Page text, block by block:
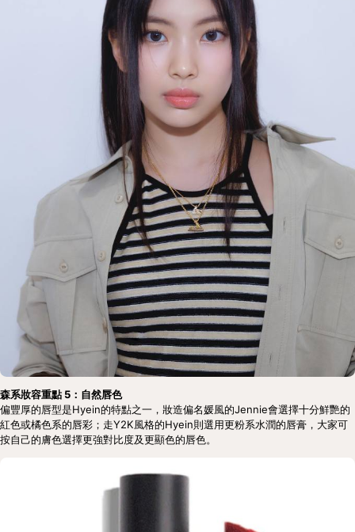
森系妝容重點 5：自然唇色
偏豐厚的唇型是Hyein的特點之一，妝造偏名媛風的Jennie會選擇十分鮮艷的
紅色或橘色系的唇彩；走Y2K風格的Hyein則選用更粉系水潤的唇膏，大家可
按自己的膚色選擇更強對比度及更顯色的唇色。